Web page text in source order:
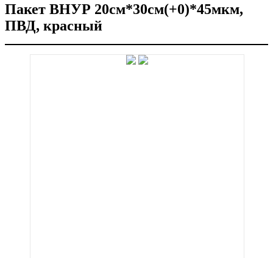
Пакет ВНУР 20см*30см(+0)*45мкм,
ПВД, красный